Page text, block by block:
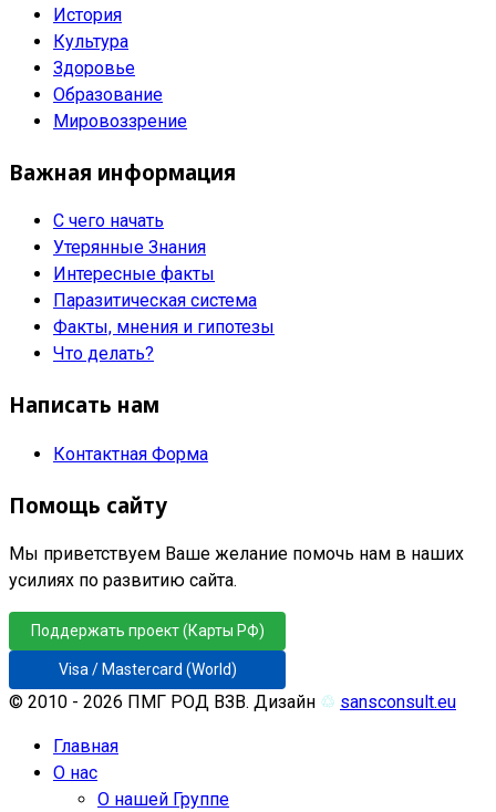
История
Культура
Здоровье
Образование
Мировоззрение
Важная информация
С чего начать
Утерянные Знания
Интересные факты
Паразитическая система
Факты, мнения и гипотезы
Что делать?
Написать нам
Контактная Форма
Помощь сайту
Мы приветствуем Ваше желание помочь нам в наших
усилиях по развитию сайта.
Поддержать проект (Карты РФ)
Visa / Mastercard (World)
© 2010 - 2026 ПМГ РОД ВЗВ. Дизайн ♲ sansconsult.eu
Главная
О нас
О нашей Группе